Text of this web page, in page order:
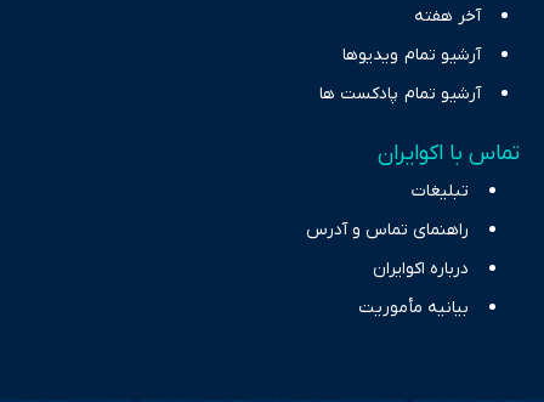
آخر هفته
آرشیو تمام ویدیوها
آرشیو تمام پادکست ها
تماس با اکوایران
تبلیغات
راهنمای تماس و آدرس
درباره اکوایران
بیانیه مأموریت